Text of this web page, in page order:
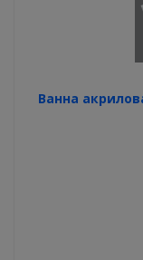
Ванна